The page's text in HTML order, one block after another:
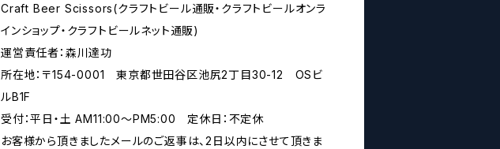
Craft Beer Scissors(クラフトビール通販・クラフトビールオンラ
インショップ・クラフトビールネット通販)
運営責任者：森川達功
所在地：〒154-0001 東京都世田谷区池尻2丁目30-12 OSビ
ルB1F
受付：平日・土 AM11:00～PM5:00 定休日：不定休
お客様から頂きましたメールのご返事は、2日以内にさせて頂きま